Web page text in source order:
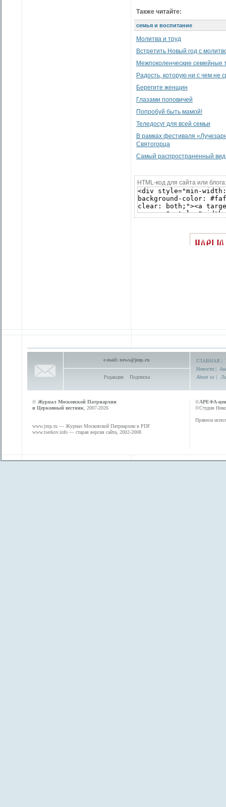
Также читайте:
семья и воспитание
Молитва и труд
Встретить Новый год с
Межпоколенческие семейные
Радость, которую ни с чем не
Берегите женщин
Глазами поповичей
Попробуй быть мамой!
Теледосуг для всей семьи
В рамках фестиваля
Святогорца
Самый распространенный вид
HTML-код для сайта или блога:
e-mail: news@jmp.ru
Редакция Подписка
ГЛАВНАЯ |
Новости |
About us |
© Журнал Московской Патриархии
и Церковный вестник , 2007-2026
www.jmp.ru — Журнал Московской Патриархии в PDF
www.tserkov.info — старая версия сайта, 2002-2008
©АРЕФА-
©Студия
Правила